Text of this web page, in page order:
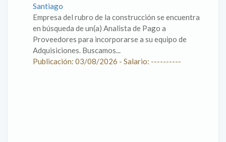
Santiago
Empresa del rubro de la construcción se encuentra
en búsqueda de un(a) Analista de Pago a
Proveedores para incorporarse a su equipo de
Adquisiciones. Buscamos...
Publicación: 03/08/2026 - Salario: ----------